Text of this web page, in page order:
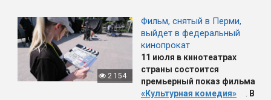
2 154
Фильм, снятый в Перми,
выйдет в федеральный
кинопрокат
11 июля в кинотеатрах
страны состоится
премьерный показ фильма
«Культурная комедия»
В